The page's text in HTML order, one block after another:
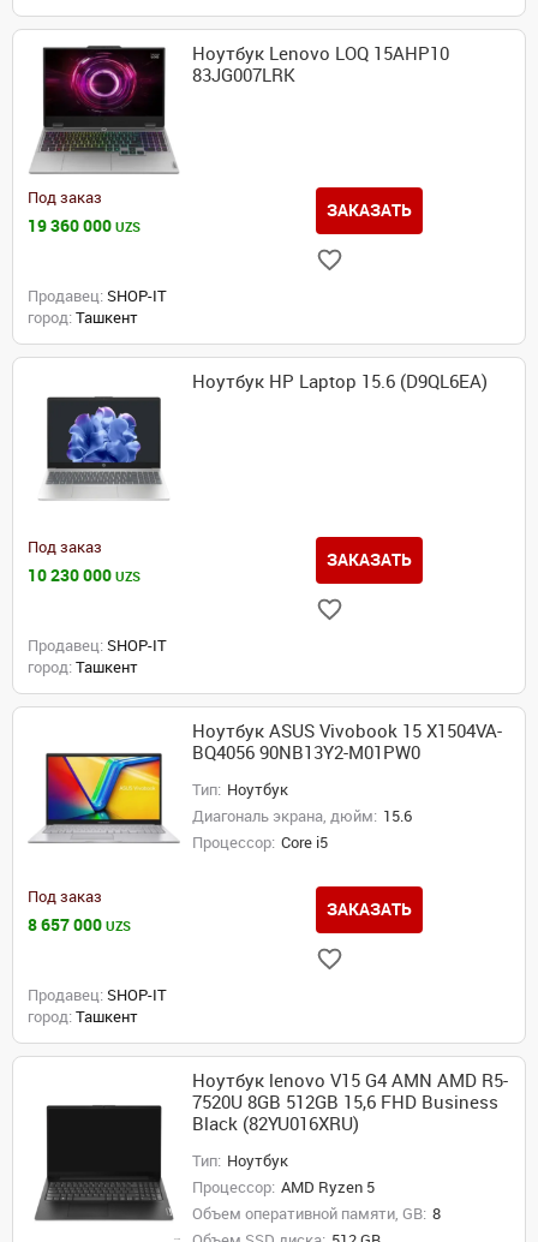
Ноутбук Lenovo LOQ 15AHP10
83JG007LRK
Под заказ
19 360 000 UZS
ЗАКАЗАТЬ
Продавец: SHOP-IT
город: Ташкент
Ноутбук HP Laptop 15.6 (D9QL6EA)
Под заказ
10 230 000 UZS
ЗАКАЗАТЬ
Продавец: SHOP-IT
город: Ташкент
Ноутбук ASUS Vivobook 15 X1504VA-
BQ4056 90NB13Y2-M01PW0
Тип: Ноутбук
Диагональ экрана, дюйм: 15.6
Процессор: Core i5
Под заказ
8 657 000 UZS
ЗАКАЗАТЬ
Продавец: SHOP-IT
город: Ташкент
Ноутбук lenovo V15 G4 AMN AMD R5-
7520U 8GB 512GB 15,6 FHD Business
Black (82YU016XRU)
Тип: Ноутбук
Процессор: AMD Ryzen 5
Объем оперативной памяти, GB: 8